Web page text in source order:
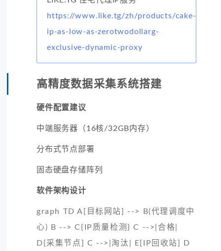
https://www.like.tg/zh/products/cake-
ip-as-low-as-zerotwodollarg-
exclusive-dynamic-proxy
高精度数据采集系统搭建
硬件配置建议
中端服务器（16核/32GB内存）
分布式节点部署
固态硬盘存储阵列
软件架构设计
graph TD A[目标网站] --> B(代理调度中
心) B --> C{IP质量检测} C -->|合格|
D[采集节点] C -->|淘汰| E[IP回收站] D